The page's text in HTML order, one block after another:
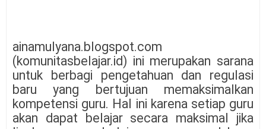
ainamulyana.blogspot.com
(komunitasbelajar.id) ini merupakan sarana
untuk berbagi pengetahuan dan regulasi
baru yang bertujuan memaksimalkan
kompetensi guru. Hal ini karena setiap guru
akan dapat belajar secara maksimal jika